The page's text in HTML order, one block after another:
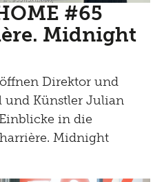
#65
Midnight
Direktor und
und Künstler Julian
in die
Midnight